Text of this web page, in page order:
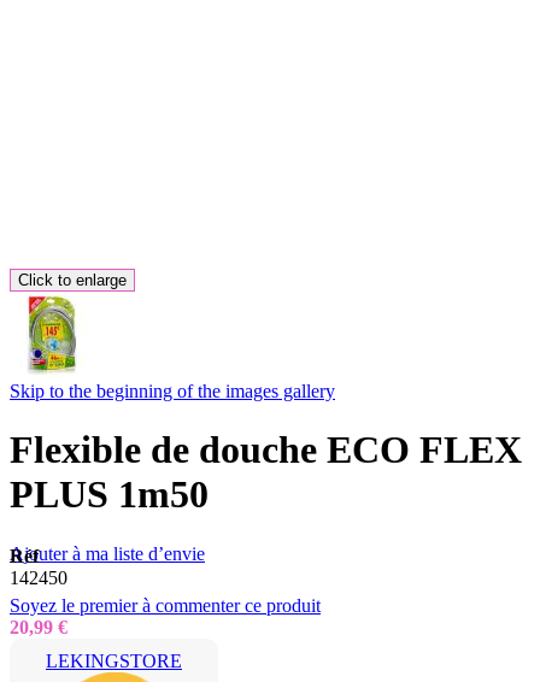
Click to enlarge
Skip to the beginning of the images gallery
Flexible de douche ECO FLEX
PLUS 1m50
Ajouter à ma liste d’envie
Réf
142450
Soyez le premier à commenter ce produit
20,99 €
LEKINGSTORE